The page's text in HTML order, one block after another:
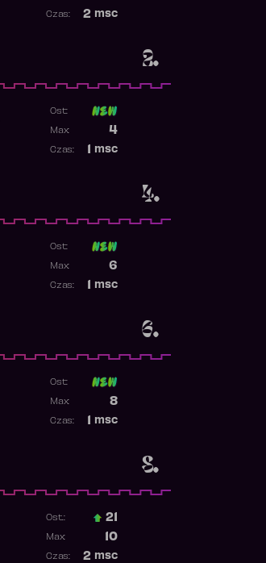
2.
2 msc
Czas:
4.
Ost:
4
Max:
msc
Czas:
6.
Ost:
6
Max:
msc
Czas:
8.
Ost:
8
Max:
msc
Czas:
Ost.: 21
10
Max:
2 msc
Czas: